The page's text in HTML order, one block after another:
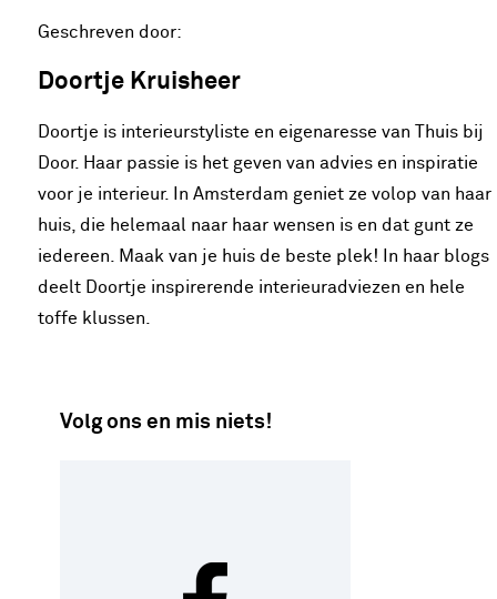
Geschreven door:
Doortje Kruisheer
Doortje is interieurstyliste en eigenaresse van Thuis bij
Door. Haar passie is het geven van advies en inspiratie
voor je interieur. In Amsterdam geniet ze volop van haar
huis, die helemaal naar haar wensen is en dat gunt ze
iedereen. Maak van je huis de beste plek! In haar blogs
deelt Doortje inspirerende interieuradviezen en hele
toffe klussen.
Volg ons en mis niets!